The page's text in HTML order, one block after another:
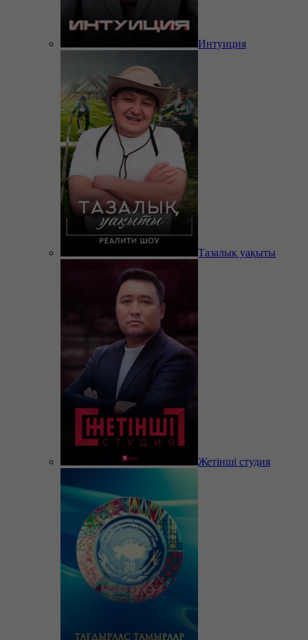
Интуиция
Тазалық уақыты
Жетінші студия